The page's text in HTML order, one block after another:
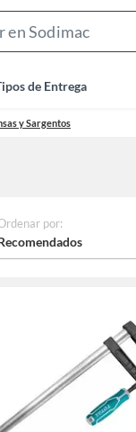
de Entrega
y Sargentos
por: